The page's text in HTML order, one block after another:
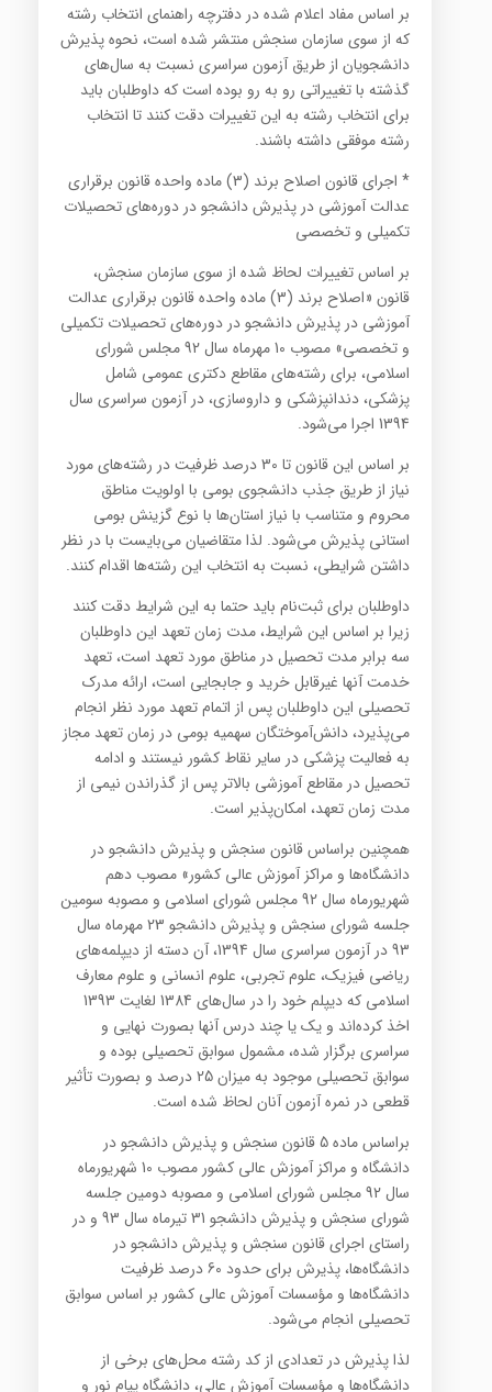
بر اساس مفاد اعلام شده در دفترچه راهنمای انتخاب رشته
که از سوی سازمان سنجش منتشر شده است، نحوه پذیرش
دانشجویان از طریق آزمون سراسری نسبت به سال‌های
گذشته با تغییراتی رو به رو بوده است که داوطلبان باید
برای انتخاب رشته به این تغییرات دقت کنند تا انتخاب
رشته موفقی داشته باشند.
* اجرای قانون اصلاح برند (3) ماده واحده قانون برقراری
عدالت آموزشی در پذیرش دانشجو در دوره‌های تحصیلات
تکمیلی و تخصصی
بر اساس تغییرات لحاظ شده از سوی سازمان سنجش،
قانون «اصلاح برند (3) ماده واحده قانون برقراری عدالت
آموزشی در پذیرش دانشجو در دوره‌های تحصیلات تکمیلی
و تخصصی» مصوب 10 مهرماه سال 92 مجلس شورای
اسلامی، برای رشته‌های مقاطع دکتری عمومی شامل
پزشکی، دندانپزشکی و داروسازی، در آزمون سراسری سال
1394 اجرا می‌شود.
بر اساس این قانون تا 30 درصد ظرفیت در رشته‌های مورد
نیاز از طریق جذب دانشجوی بومی با اولویت مناطق
محروم و متناسب با نیاز استان‌ها با نوع گزینش بومی
استانی پذیرش می‌شود. لذا متقاضیان می‌بایست با در نظر
داشتن شرایطی، نسبت به انتخاب این رشته‌ها اقدام کنند.
داوطلبان برای ثبت‌نام باید حتما به این شرایط دقت کنند
زیرا بر اساس این شرایط، مدت زمان تعهد این داوطلبان
سه برابر مدت تحصیل در مناطق مورد تعهد است، تعهد
خدمت آنها غیرقابل خرید و جابجایی است، ارائه مدرک
تحصیلی این داوطلبان پس از اتمام تعهد مورد نظر انجام
می‌پذیرد، دانش‌آموختگان سهمیه بومی در زمان تعهد مجاز
به فعالیت پزشکی در سایر نقاط کشور نیستند و ادامه
تحصیل در مقاطع آموزشی بالاتر پس از گذراندن نیمی از
مدت زمان تعهد، امکان‌پذیر است.
همچنین براساس قانون سنجش و پذیرش دانشجو در
دانشگاه‌ها و مراکز آموزش عالی کشور» مصوب دهم
شهریورماه سال 92 مجلس شورای اسلامی و مصوبه سومین
جلسه شورای سنجش و پذیرش دانشجو 23 مهرماه سال
93 در آزمون سراسری سال 1394، آن دسته از دیپلمه‌های
ریاضی فیزیک، علوم تجربی،‌ علوم انسانی و علوم معارف
اسلامی که دیپلم خود را در سال‌های 1384 لغایت 1393
اخذ کرده‌اند و یک یا چند درس آنها بصورت نهایی و
سراسری برگزار شده، مشمول سوابق تحصیلی بوده و
سوابق تحصیلی موجود به میزان 25 درصد و بصورت تأثیر
قطعی در نمره آزمون آنان لحاظ شده است.
براساس ماده 5 قانون سنجش و پذیرش دانشجو در
دانشگاه و مراکز آموزش عالی کشور مصوب 10 شهریورماه
سال 92 مجلس شورای اسلامی و مصوبه دومین جلسه
شورای سنجش و پذیرش دانشجو 31 تیرماه سال 93 و در
راستای اجرای قانون سنجش و پذیرش دانشجو در
دانشگاه‌‌ها، پذیرش برای حدود 60 درصد ظرفیت
دانشگاه‌ها و مؤسسات آموزش عالی کشور بر اساس سوابق
تحصیلی انجام می‌شود.
لذا پذیرش در تعدادی از کد رشته محل‌های برخی از
دانشگاه‌ها و مؤسسات آموزش عالی، دانشگاه پیام نور و